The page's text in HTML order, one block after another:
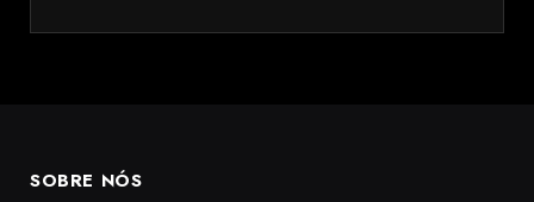
SOBRE NÓS